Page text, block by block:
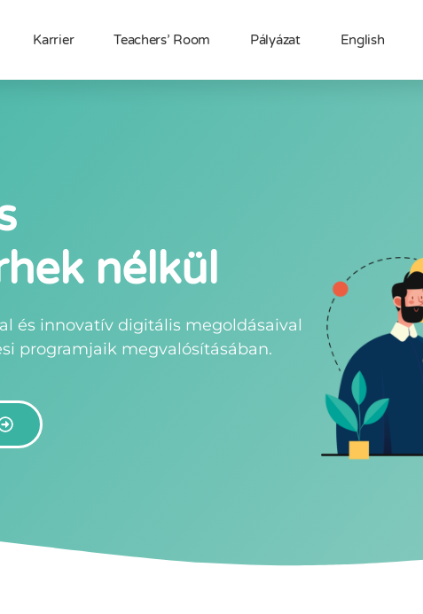
Karrier Teachers’ Room Pályázat English
nélkül
és innovatív digitális megoldásaival
programjaik megvalósításában.